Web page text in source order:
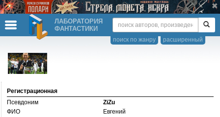
ЛАБОРАТОРИЯ
ФАНТАСТИКИ
расширенный
поиск по жанру
Регистрационная
Псевдоним
ZiZu
ФИО
Евгений